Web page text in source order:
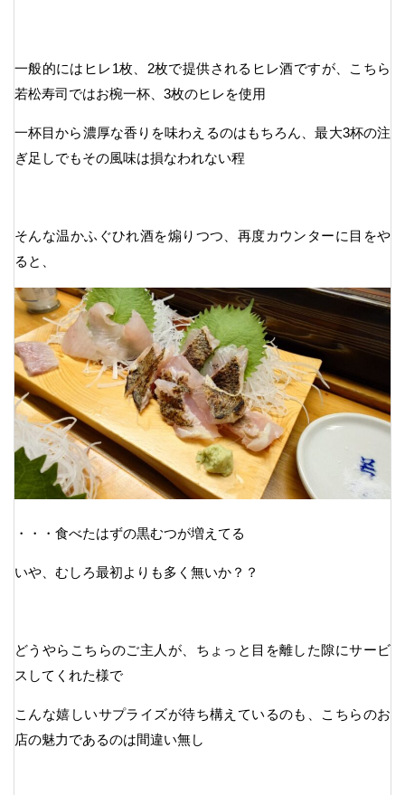
一般的にはヒレ1枚、2枚で提供されるヒレ酒ですが、こちら
若松寿司ではお椀一杯、3枚のヒレを使用
一杯目から濃厚な香りを味わえるのはもちろん、最大3杯の注
ぎ足しでもその風味は損なわれない程
そんな温かふぐひれ酒を煽りつつ、再度カウンターに目をや
ると、
・・・食べたはずの黒むつが増えてる
いや、むしろ最初よりも多く無いか？？
どうやらこちらのご主人が、ちょっと目を離した隙にサービ
スしてくれた様で
こんな嬉しいサプライズが待ち構えているのも、こちらのお
店の魅力であるのは間違い無し